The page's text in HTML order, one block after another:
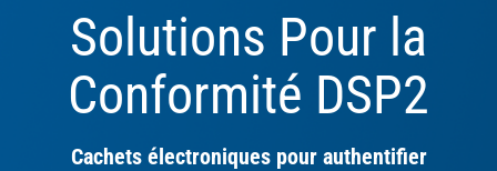
Solutions Pour la
Conformité DSP2
Cachets électroniques pour authentifier